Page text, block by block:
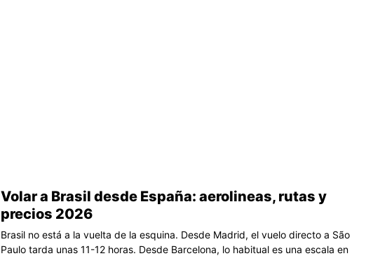
Volar a Brasil desde España: aerolineas, rutas y
precios 2026
Brasil no está a la vuelta de la esquina. Desde Madrid, el vuelo directo a São
Paulo tarda unas 11-12 horas. Desde Barcelona, lo habitual es una escala en